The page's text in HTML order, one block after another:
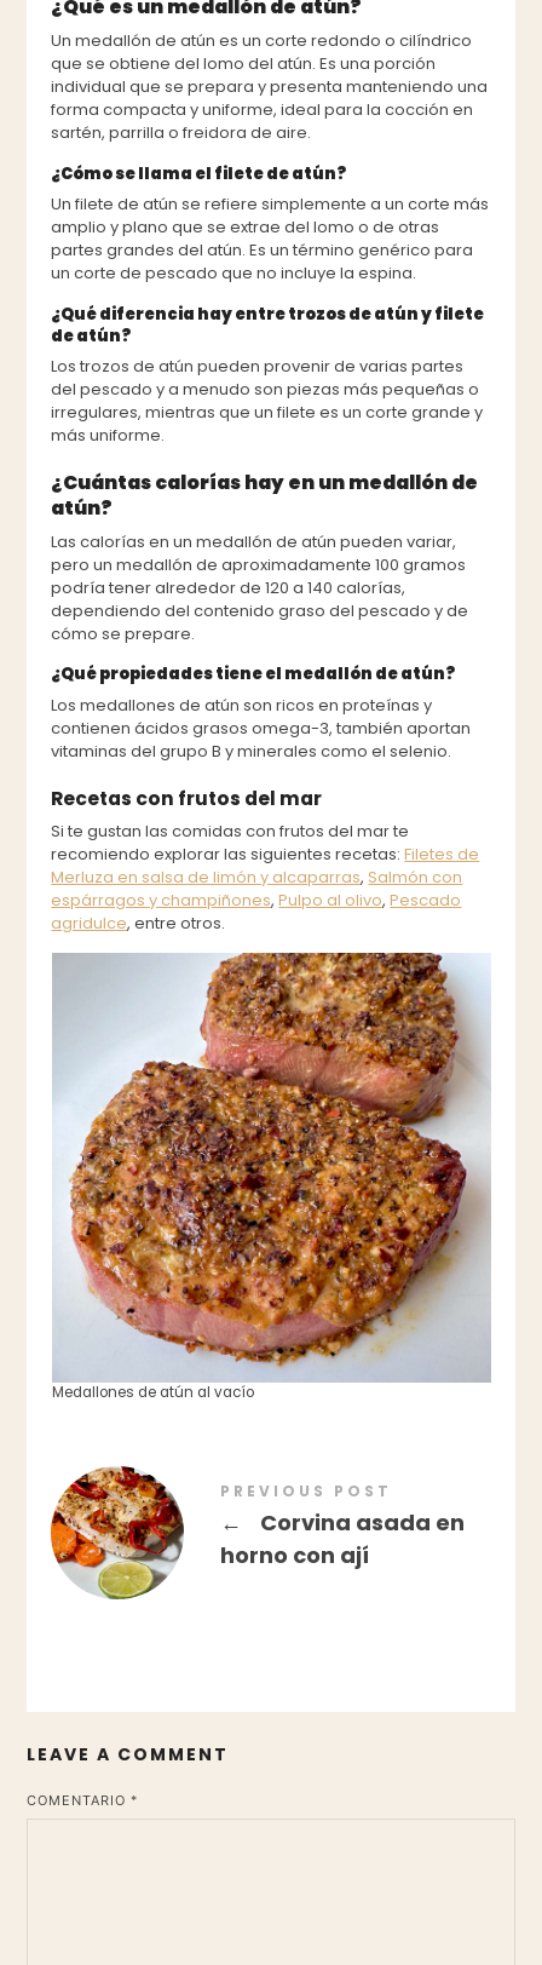
¿Qué es un medallón de atún?
Un medallón de atún es un corte redondo o cilíndrico
que se obtiene del lomo del atún. Es una porción
individual que se prepara y presenta manteniendo una
forma compacta y uniforme, ideal para la cocción en
sartén, parrilla o freidora de aire.
¿Cómo se llama el filete de atún?
Un filete de atún se refiere simplemente a un corte más
amplio y plano que se extrae del lomo o de otras
partes grandes del atún. Es un término genérico para
un corte de pescado que no incluye la espina.
¿Qué diferencia hay entre trozos de atún y filete
de atún?
Los trozos de atún pueden provenir de varias partes
del pescado y a menudo son piezas más pequeñas o
irregulares, mientras que un filete es un corte grande y
más uniforme.
¿Cuántas calorías hay en un medallón de
atún?
Las calorías en un medallón de atún pueden variar,
pero un medallón de aproximadamente 100 gramos
podría tener alrededor de 120 a 140 calorías,
dependiendo del contenido graso del pescado y de
cómo se prepare.
¿Qué propiedades tiene el medallón de atún?
Los medallones de atún son ricos en proteínas y
contienen ácidos grasos omega-3, también aportan
vitaminas del grupo B y minerales como el selenio.
Recetas con frutos del mar
Si te gustan las comidas con frutos del mar te
recomiendo explorar las siguientes recetas:Filetes de
Merluza en salsa de limón y alcaparras, Salmón con
espárragos y champiñones,Pulpo al olivo,Pescado
agridulce, entre otros.
Medallones de atún al vacío
PREVIOUS POST
←
Corvina asada en
horno con ají
LEAVE A COMMENT
COMENTARIO *